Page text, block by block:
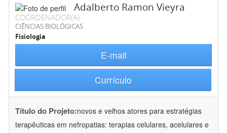
Adalberto Ramon Vieyra
COORDENADOR(A)
CIÊNCIAS BIOLÓGICAS
Fisiologia
E-mail
Currículo
Título do Projeto:novos e velhos atores para estratégias
terapêuticas em nefropatias: terapias celulares, acelulares e